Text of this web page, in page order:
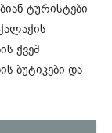
ტურისტები
ქვეშ
ბუტიკები და